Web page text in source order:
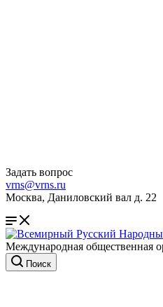
Задать вопрос
vrns@vrns.ru
Москва, Даниловский вал д. 22
Международная общественная
Поиск